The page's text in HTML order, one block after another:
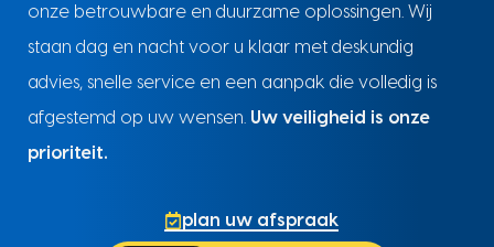
onze betrouwbare en duurzame oplossingen. Wij
staan dag en nacht voor u klaar met deskundig
advies, snelle service en een aanpak die volledig is
afgestemd op uw wensen. Uw veiligheid is onze
prioriteit.
plan uw afspraak